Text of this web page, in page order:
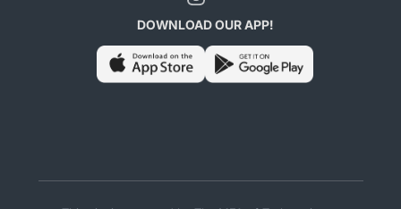
DOWNLOAD OUR APP!